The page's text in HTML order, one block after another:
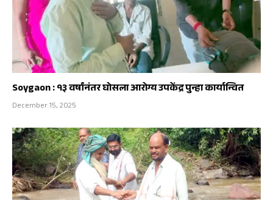
Soygaon : १३ वर्षांनंतर घोसला आरोग्य उपकेंद्र पुन्हा कार्यान्वित
December 15, 2025